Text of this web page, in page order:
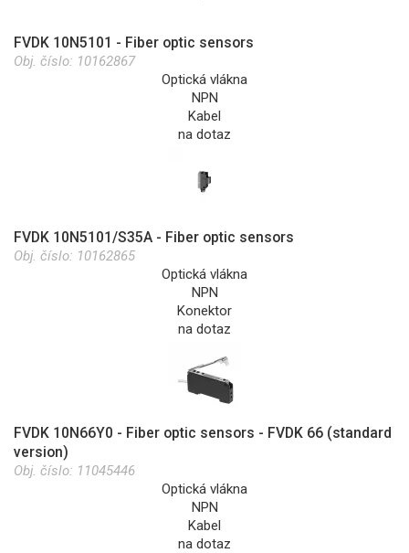
FVDK 10N5101 - Fiber optic sensors
Obj. číslo: 10162867
Optická vlákna
NPN
Kabel
na dotaz
FVDK 10N5101/S35A - Fiber optic sensors
Obj. číslo: 10162865
Optická vlákna
NPN
Konektor
na dotaz
FVDK 10N66Y0 - Fiber optic sensors - FVDK 66 (standard
version)
Obj. číslo: 11045446
Optická vlákna
NPN
Kabel
na dotaz